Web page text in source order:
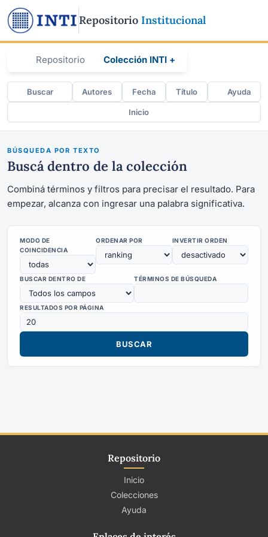
Repositorio Institucional
Repositorio Colección INTI +
Buscar Autores Fecha Título Ayuda
Inicio
BÚSQUEDA POR TEXTO
Buscá dentro de la colección
Combiná términos y filtros para precisar el resultado. Para
empezar, alcanza con ingresar una palabra significativa.
MODO DE
COINCIDENCIA
ORDENAR POR INVERTIR ORDEN
BUSCAR DENTRO DE
RESULTADOS POR PÁGINA
TÉRMINOS DE BÚSQUEDA
Repositorio
Inicio
Colecciones
Ayuda